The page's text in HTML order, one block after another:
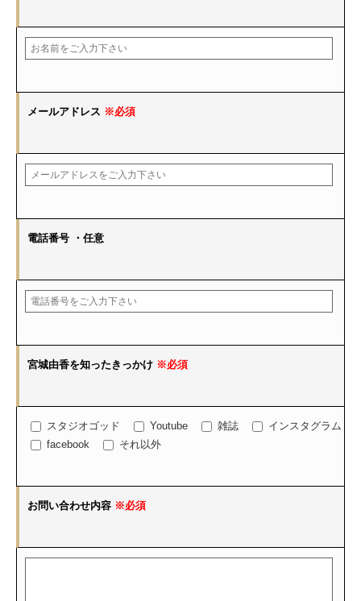
メールアドレス ※必須
電話番号 ・任意
宮城由香を知ったきっかけ ※必須
スタジオゴッド Youtube 雑誌
インスタグラム
facebook
それ以外
お問い合わせ内容 ※必須